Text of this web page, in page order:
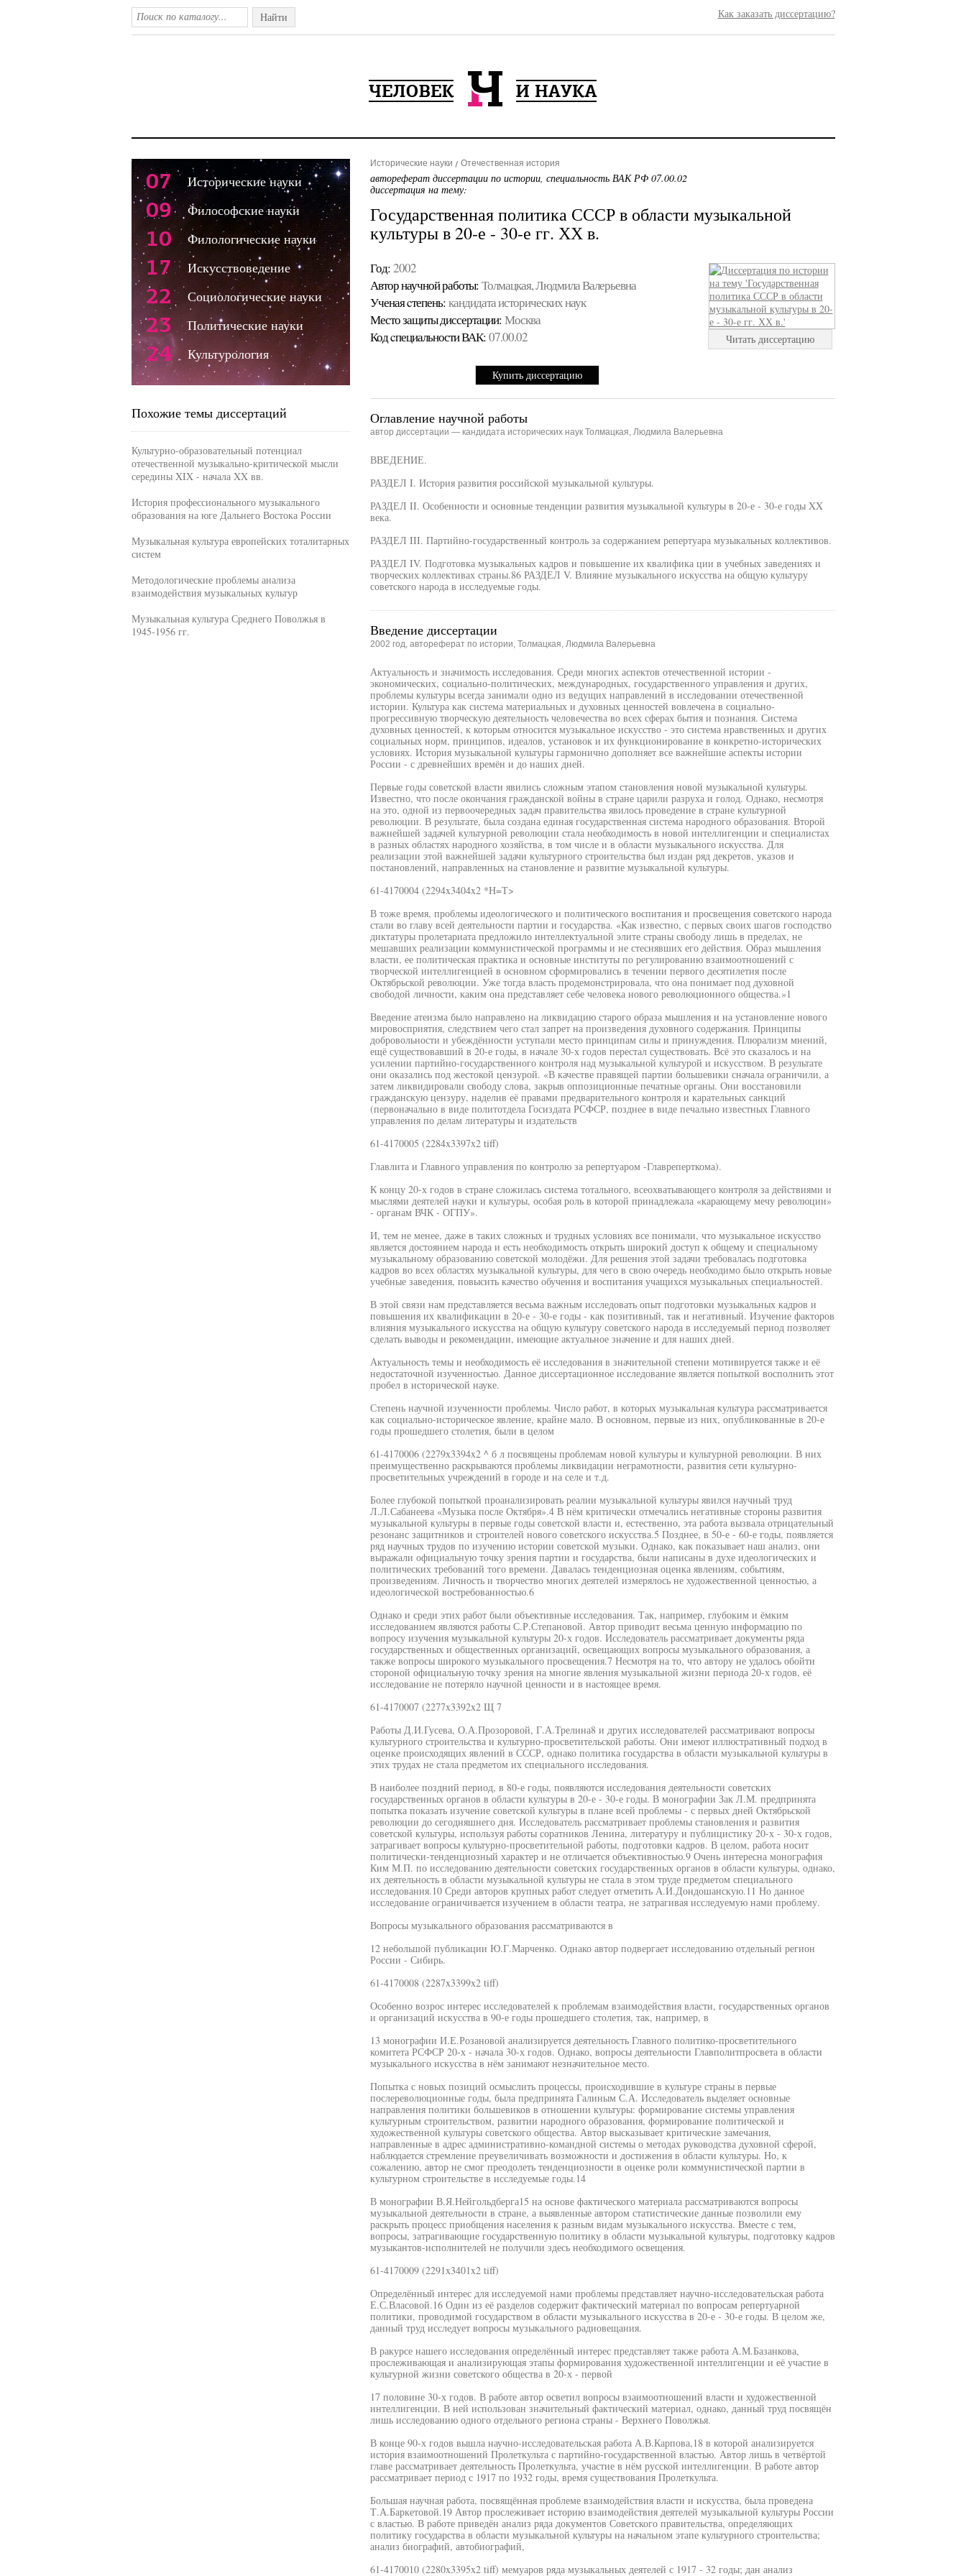
Найти Как заказать диссертацию?
Исторические науки Отечественная история
автореферат диссертации по истории, специальность ВАК РФ 07.00.02
диссертация на тему:
Государственная политика СССР в области музыкальной
культуры в 20-е - 30-е гг. ХХ в.
Год: 2002
Автор научной работы: Толмацкая, Людмила Валерьевна
Ученая cтепень: кандидата исторических наук
Место защиты диссертации: Москва
Код cпециальности ВАК: 07.00.02
Купить диссертацию
Читать диссертацию
Оглавление научной работы
автор диссертации — кандидата исторических наук Толмацкая, Людмила Валерьевна
ВВЕДЕНИЕ.
РАЗДЕЛ I. История развития российской музыкальной культуры.
РАЗДЕЛ II. Особенности и основные тенденции развития музыкальной культуры в 20-е - 30-е годы XX
века.
РАЗДЕЛ III. Партийно-государственный контроль за содержанием репертуара музыкальных коллективов.
РАЗДЕЛ IV. Подготовка музыкальных кадров и повышение их квалифика ции в учебных заведениях и
творческих коллективах страны.86 РАЗДЕЛ V. Влияние музыкального искусства на общую культуру
советского народа в исследуемые годы.
Введение диссертации
2002 год, автореферат по истории, Толмацкая, Людмила Валерьевна
Актуальность и значимость исследования. Среди многих аспектов отечественной истории -
экономических, социально-политических, международных, государственного управления и других,
проблемы культуры всегда занимали одно из ведущих направлений в исследовании отечественной
истории. Культура как система материальных и духовных ценностей вовлечена в социально-
прогрессивную творческую деятельность человечества во всех сферах бытия и познания. Система
духовных ценностей, к которым относится музыкальное искусство - это система нравственных и других
социальных норм, принципов, идеалов, установок и их функционирование в конкретно-исторических
условиях. История музыкальной культуры гармонично дополняет все важнейшие аспекты истории
России - с древнейших времён и до наших дней.
Первые годы советской власти явились сложным этапом становления новой музыкальной культуры.
Известно, что после окончания гражданской войны в стране царили разруха и голод. Однако, несмотря
на это, одной из первоочередных задач правительства явилось проведение в стране культурной
революции. В результате, была создана единая государственная система народного образования. Второй
важнейшей задачей культурной революции стала необходимость в новой интеллигенции и специалистах
в разных областях народного хозяйства, в том числе и в области музыкального искусства. Для
реализации этой важнейшей задачи культурного строительства был издан ряд декретов, указов и
постановлений, направленных на становление и развитие музыкальной культуры.
61-4170004 (2294x3404x2 *Н=Т>
В тоже время, проблемы идеологического и политического воспитания и просвещения советского народа
стали во главу всей деятельности партии и государства. «Как известно, с первых своих шагов господство
диктатуры пролетариата предложило интеллектуальной элите страны свободу лишь в пределах, не
мешавших реализации коммунистической программы и не стеснявших его действия. Образ мышления
власти, ее политическая практика и основные институты по регулированию взаимоотношений с
творческой интеллигенцией в основном сформировались в течении первого десятилетия после
Октябрьской революции. Уже тогда власть продемонстрировала, что она понимает под духовной
свободой личности, каким она представляет себе человека нового революционного общества.»1
Введение атеизма было направлено на ликвидацию старого образа мышления и на установление нового
мировосприятия, следствием чего стал запрет на произведения духовного содержания. Принципы
добровольности и убеждённости уступали место принципам силы и принуждения. Плюрализм мнений,
ещё существовавший в 20-е годы, в начале 30-х годов перестал существовать. Всё это сказалось и на
усилении партийно-государственного контроля над музыкальной культурой и искусством. В результате
они оказались под жестокой цензурой. «В качестве правящей партии большевики сначала ограничили, а
затем ликвидировали свободу слова, закрыв оппозиционные печатные органы. Они восстановили
гражданскую цензуру, наделив её правами предварительного контроля и карательных санкций
(первоначально в виде политотдела Госиздата РСФСР, позднее в виде печально известных Главного
управления по делам литературы и издательств
61-4170005 (2284x3397x2 tiff)
Главлита и Главного управления по контролю за репертуаром -Главреперткома).
К концу 20-х годов в стране сложилась система тотального, всеохватывающего контроля за действиями и
мыслями деятелей науки и культуры, особая роль в которой принадлежала «карающему мечу революции»
- органам ВЧК - ОГПУ».
И, тем не менее, даже в таких сложных и трудных условиях все понимали, что музыкальное искусство
является достоянием народа и есть необходимость открыть широкий доступ к общему и специальному
музыкальному образованию советской молодёжи. Для решения этой задачи требовалась подготовка
кадров во всех областях музыкальной культуры, для чего в свою очередь необходимо было открыть новые
учебные заведения, повысить качество обучения и воспитания учащихся музыкальных специальностей.
В этой связи нам представляется весьма важным исследовать опыт подготовки музыкальных кадров и
повышения их квалификации в 20-е - 30-е годы - как позитивный, так и негативный. Изучение факторов
влияния музыкального искусства на общую культуру советского народа в исследуемый период позволяет
сделать выводы и рекомендации, имеющие актуальное значение и для наших дней.
Актуальность темы и необходимость её исследования в значительной степени мотивируется также и её
недостаточной изученностью. Данное диссертационное исследование является попыткой восполнить этот
пробел в исторической науке.
Степень научной изученности проблемы. Число работ, в которых музыкальная культура рассматривается
как социально-историческое явление, крайне мало. В основном, первые из них, опубликованные в 20-е
годы прошедшего столетия, были в целом
61-4170006 (2279x3394x2 ^ б л посвящены проблемам новой культуры и культурной революции. В них
преимущественно раскрываются проблемы ликвидации неграмотности, развития сети культурно-
просветительных учреждений в городе и на селе и т.д.
Более глубокой попыткой проанализировать реалии музыкальной культуры явился научный труд
Л.Л.Сабанеева «Музыка после Октября».4 В нём критически отмечались негативные стороны развития
музыкальной культуры в первые годы советской власти и, естественно, эта работа вызвала отрицательный
резонанс защитников и строителей нового советского искусства.5 Позднее, в 50-е - 60-е годы, появляется
ряд научных трудов по изучению истории советской музыки. Однако, как показывает наш анализ, они
выражали официальную точку зрения партии и государства, были написаны в духе идеологических и
политических требований того времени. Давалась тенденциозная оценка явлениям, событиям,
произведениям. Личность и творчество многих деятелей измерялось не художественной ценностью, а
идеологической востребованностью.6
Однако и среди этих работ были объективные исследования. Так, например, глубоким и ёмким
исследованием являются работы С.Р.Степановой. Автор приводит весьма ценную информацию по
вопросу изучения музыкальной культуры 20-х годов. Исследователь рассматривает документы ряда
государственных и общественных организаций, освещающих вопросы музыкального образования, а
также вопросы широкого музыкального просвещения.7 Несмотря на то, что автору не удалось обойти
стороной официальную точку зрения на многие явления музыкальной жизни периода 20-х годов, её
исследование не потеряло научной ценности и в настоящее время.
61-4170007 (2277x3392x2 Щ 7
Работы Д.И.Гусева, О.А.Прозоровой, Г.А.Трелина8 и других исследователей рассматривают вопросы
культурного строительства и культурно-просветительской работы. Они имеют иллюстративный подход в
оценке происходящих явлений в СССР, однако политика государства в области музыкальной культуры в
этих трудах не стала предметом их специального исследования.
В наиболее поздний период, в 80-е годы, появляются исследования деятельности советских
государственных органов в области культуры в 20-е - 30-е годы. В монографии Зак Л.М. предпринята
попытка показать изучение советской культуры в плане всей проблемы - с первых дней Октябрьской
революции до сегодняшнего дня. Исследователь рассматривает проблемы становления и развития
советской культуры, используя работы соратников Ленина, литературу и публицистику 20-х - 30-х годов,
затрагивает вопросы культурно-просветительной работы, подготовки кадров. В целом, работа носит
политически-тенденциозный характер и не отличается объективностью.9 Очень интересна монография
Ким М.П. по исследованию деятельности советских государственных органов в области культуры, однако,
их деятельность в области музыкальной культуры не стала в этом труде предметом специального
исследования.10 Среди авторов крупных работ следует отметить А.И.Дондошанскую.11 Но данное
исследование ограничивается изучением в области театра, не затрагивая исследуемую нами проблему.
Вопросы музыкального образования рассматриваются в
12 небольшой публикации Ю.Г.Марченко. Однако автор подвергает исследованию отдельный регион
России - Сибирь.
61-4170008 (2287x3399x2 tiff)
Особенно возрос интерес исследователей к проблемам взаимодействия власти, государственных органов
и организаций искусства в 90-е годы прошедшего столетия, так, например, в
13 монографии И.Е.Розановой анализируется деятельность Главного политико-просветительного
комитета РСФСР 20-х - начала 30-х годов. Однако, вопросы деятельности Главполитпросвета в области
музыкального искусства в нём занимают незначительное место.
Попытка с новых позиций осмыслить процессы, происходившие в культуре страны в первые
послереволюционные годы, была предпринята Галиным С.А. Исследователь выделяет основные
направления политики большевиков в отношении культуры: формирование системы управления
культурным строительством, развитии народного образования, формирование политической и
художественной культуры советского общества. Автор высказывает критические замечания,
направленные в адрес административно-командной системы о методах руководства духовной сферой,
наблюдается стремление преувеличивать возможности и достижения в области культуры. Но, к
сожалению, автор не смог преодолеть тенденциозности в оценке роли коммунистической партии в
культурном строительстве в исследуемые годы.14
В монографии В.Я.Нейгольдберга15 на основе фактического материала рассматриваются вопросы
музыкальной деятельности в стране, а выявленные автором статистические данные позволили ему
раскрыть процесс приобщения населения к разным видам музыкального искусства. Вместе с тем,
вопросы, затрагивающие государственную политику в области музыкальной культуры, подготовку кадров
музыкантов-исполнителей не получили здесь необходимого освещения.
61-4170009 (2291x3401x2 tiff)
Определённый интерес для исследуемой нами проблемы представляет научно-исследовательская работа
Е.С.Власовой.16 Один из её разделов содержит фактический материал по вопросам репертуарной
политики, проводимой государством в области музыкального искусства в 20-е - 30-е годы. В целом же,
данный труд исследует вопросы музыкального радиовещания.
В ракурсе нашего исследования определённый интерес представляет также работа А.М.Базанкова,
прослеживающая и анализирующая этапы формирования художественной интеллигенции и её участие в
культурной жизни советского общества в 20-х - первой
17 половине 30-х годов. В работе автор осветил вопросы взаимоотношений власти и художественной
интеллигенции. В ней использован значительный фактический материал, однако, данный труд посвящён
лишь исследованию одного отдельного региона страны - Верхнего Поволжья.
В конце 90-х годов вышла научно-исследовательская работа А.В.Карпова,18 в которой анализируется
история взаимоотношений Пролеткульта с партийно-государственной властью. Автор лишь в четвёртой
главе рассматривает деятельность Пролеткульта, участие в нём русской интеллигенции. В работе автор
рассматривает период с 1917 по 1932 годы, время существования Пролеткульта.
Большая научная работа, посвящённая проблеме взаимодействия власти и искусства, была проведена
Т.А.Баркетовой.19 Автор прослеживает историю взаимодействия деятелей музыкальной культуры России
с властью. В работе приведён анализ ряда документов Советского правительства, определяющих
политику государства в области музыкальной культуры на начальном этапе культурного строительства;
анализ биографий, автобиографий,
61-4170010 (2280x3395x2 tiff) мемуаров ряда музыкальных деятелей с 1917 - 32 годы; дан анализ
07 Исторические науки
09 Философские науки
10 Филологические науки
17 Искусствоведение
22 Социологические науки
23 Политические науки
24 Культурология
Похожие темы диссертаций
Культурно-образовательный потенциал
отечественной музыкально-критической мысли
середины XIX - начала XX вв.
История профессионального музыкального
образования на юге Дальнего Востока России
Музыкальная культура европейских тоталитарных
систем
Методологические проблемы анализа
взаимодействия музыкальных культур
Музыкальная культура Среднего Поволжья в
1945-1956 гг.